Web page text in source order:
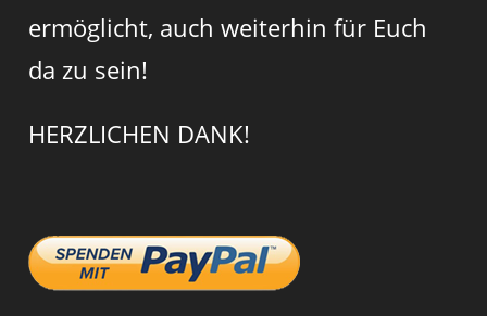
ermöglicht, auch weiterhin für Euch
da zu sein!
HERZLICHEN DANK!